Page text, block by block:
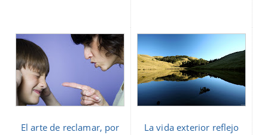
El arte de reclamar, por
La vida exterior reflejo